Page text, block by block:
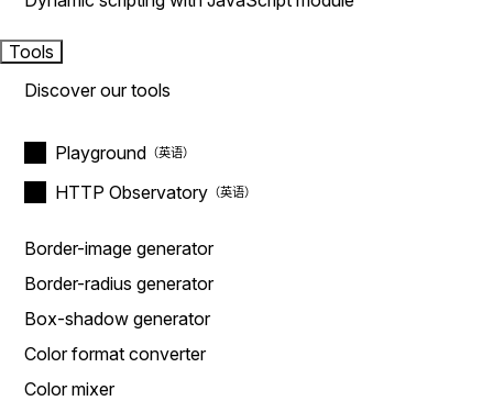
Tools
Discover our tools
Playground
HTTP Observatory
Border-image generator
Border-radius generator
Box-shadow generator
Color format converter
Color mixer